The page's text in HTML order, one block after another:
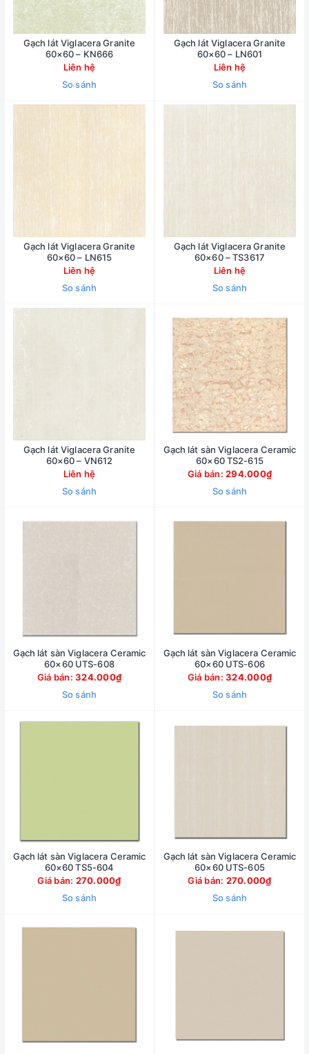
Gạch lát Viglacera Granite
60×60 – KN666
Liên hệ
So sánh
Gạch lát Viglacera Granite
60×60 – LN601
Liên hệ
So sánh
Gạch lát Viglacera Granite
60×60 – LN615
Liên hệ
So sánh
Gạch lát Viglacera Granite
60×60 – TS3617
Liên hệ
So sánh
Gạch lát Viglacera Granite
60×60 – VN612
Liên hệ
So sánh
Gạch lát sàn Viglacera Ceramic
60×60 TS2-615
Giá bán:294.000₫
So sánh
Gạch lát sàn Viglacera Ceramic
60×60 UTS-608
Giá bán:324.000₫
So sánh
Gạch lát sàn Viglacera Ceramic
60×60 UTS-606
Giá bán:324.000₫
So sánh
Gạch lát sàn Viglacera Ceramic
60×60 TS5-604
Giá bán: 270.000₫
So sánh
Gạch lát sàn Viglacera Ceramic
60×60 UTS-605
Giá bán: 270.000₫
So sánh